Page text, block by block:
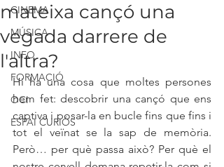
CINEMA
MÚSICA
INFO
FORMACIÓ
OCI
ESPAI CURIÓS
mateixa cançó una
vegada darrere de
l'altra?
Hi ha una cosa que moltes persones
hem fet: descobrir una cançó que ens
captiva i posar-la en bucle fins que fins i
tot el veïnat se la sap de memòria.
Però… per què passa això? Per què el